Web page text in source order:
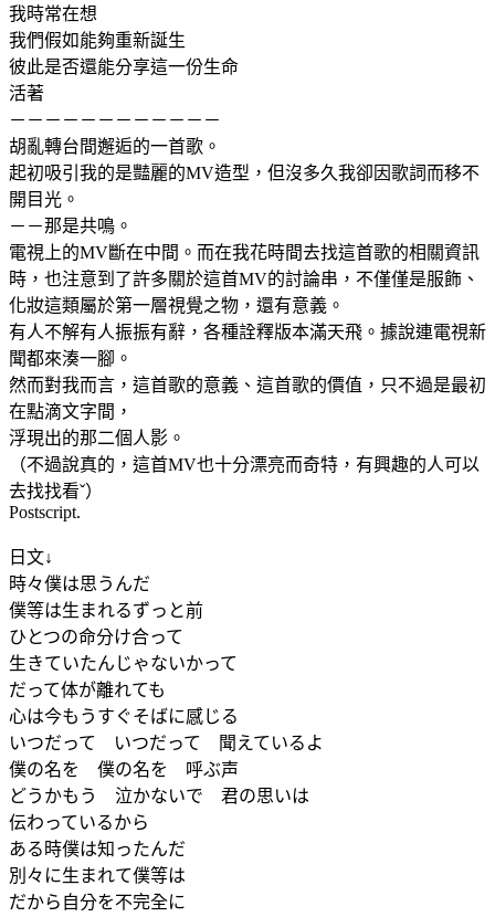
我時常在想
我們假如能夠重新誕生
彼此是否還能分享這一份生命
活著
－－－－－－－－－－－－
胡亂轉台間邂逅的一首歌。
起初吸引我的是豔麗的MV造型，但沒多久我卻因歌詞而移不
開目光。
－－那是共鳴。
電視上的MV斷在中間。而在我花時間去找這首歌的相關資訊
時，也注意到了許多關於這首MV的討論串，不僅僅是服飾、
化妝這類屬於第一層視覺之物，還有意義。
有人不解有人振振有辭，各種詮釋版本滿天飛。據說連電視新
聞都來湊一腳。
然而對我而言，這首歌的意義、這首歌的價值，只不過是最初
在點滴文字間，
浮現出的那二個人影。
（不過說真的，這首MV也十分漂亮而奇特，有興趣的人可以
去找找看ˇ）
Postscript.
日文↓
時々僕は思うんだ
僕等は生まれるずっと前
ひとつの命分け合って
生きていたんじゃないかって
だって体が離れても
心は今もうすぐそばに感じる
いつだって いつだって 聞えているよ
僕の名を 僕の名を 呼ぶ声
どうかもう 泣かないで 君の思いは
伝わっているから
ある時僕は知ったんだ
別々に生まれて僕等は
だから自分を不完全に